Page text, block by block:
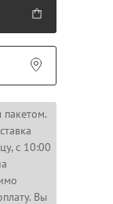
с 10:00
Вы